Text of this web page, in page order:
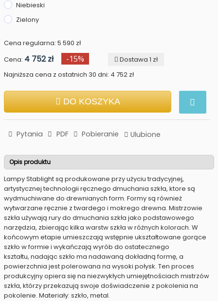
Niebieski
Zielony
Cena regularna: 5 590 zł
Cena: 4 752 zł -15%
Dostawa 1 zł
Najniższa cena z ostatnich 30 dni: 4 752 zł
DO KOSZYKA
Pytania PDF Pobieranie Ulubione
Opis produktu
Lampy Stablight są produkowane przy użyciu tradycyjnej,
artystycznej technologii ręcznego dmuchania szkła, ktore są
wydmuchiwane do drewnianych form. Formy są również
wytwarzane ręcznie z twardego i mokrego drewna. Mistrzowie
szkła używają rury do dmuchania szkła jako podstawowego
narzędzia, zbierając kilka warstw szkła w różnych kolorach. W
końcowym etapie umieszczają wstępnie ukształtowane gorące
szkło w formie i wykańczają wyrób do ostatecznego
kształtu, nadając szkło ma nadawaną dokładną formę, a
powierzchnia jest polerowana na wysoki połysk. Ten proces
produkcyjny opiera się na niezwykłych umiejętnościach mistrzów
szkła, którzy przekazują swoje doświadczenie z pokolenia na
pokolenie. Materiały: szkło, metal.